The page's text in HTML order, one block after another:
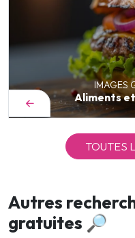
IMAGES
Aliments
TOUTES
Autres
gratuites 🔎